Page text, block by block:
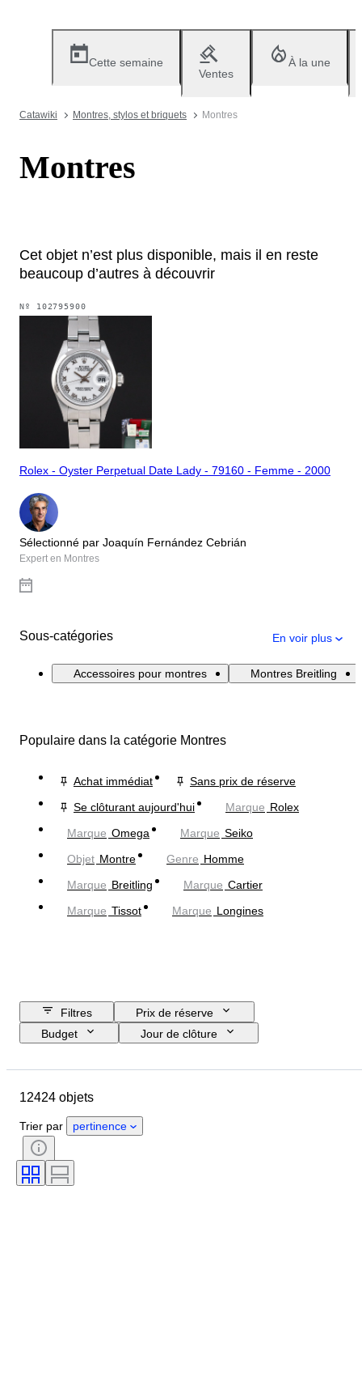
Cette semaine
Ventes
À la une
Catawiki Montres, stylos et briquets Montres
Montres
Cet objet n’est plus disponible, mais il en reste
beaucoup d’autres à découvrir
Nº 102795900
Rolex - Oyster Perpetual Date Lady - 79160 - Femme - 2000
Sélectionné par Joaquín Fernández Cebrián
Expert en Montres
Sous-catégories En voir plus
Accessoires pour montres Montres Breitling
Populaire dans la catégorie Montres
Achat immédiat
Sans prix de réserve
Se clôturant aujourd'hui
Marque Rolex
Marque Omega Marque Seiko
Objet Montre Genre Homme
Marque Breitling Marque Cartier
Marque Tissot Marque Longines
Filtres
Prix de réserve
Budget
Jour de clôture
Longueur du bracelet de montre
Pays d’origine
Genre
État
Certificat
Langue
12424 objets
Trier par pertinence